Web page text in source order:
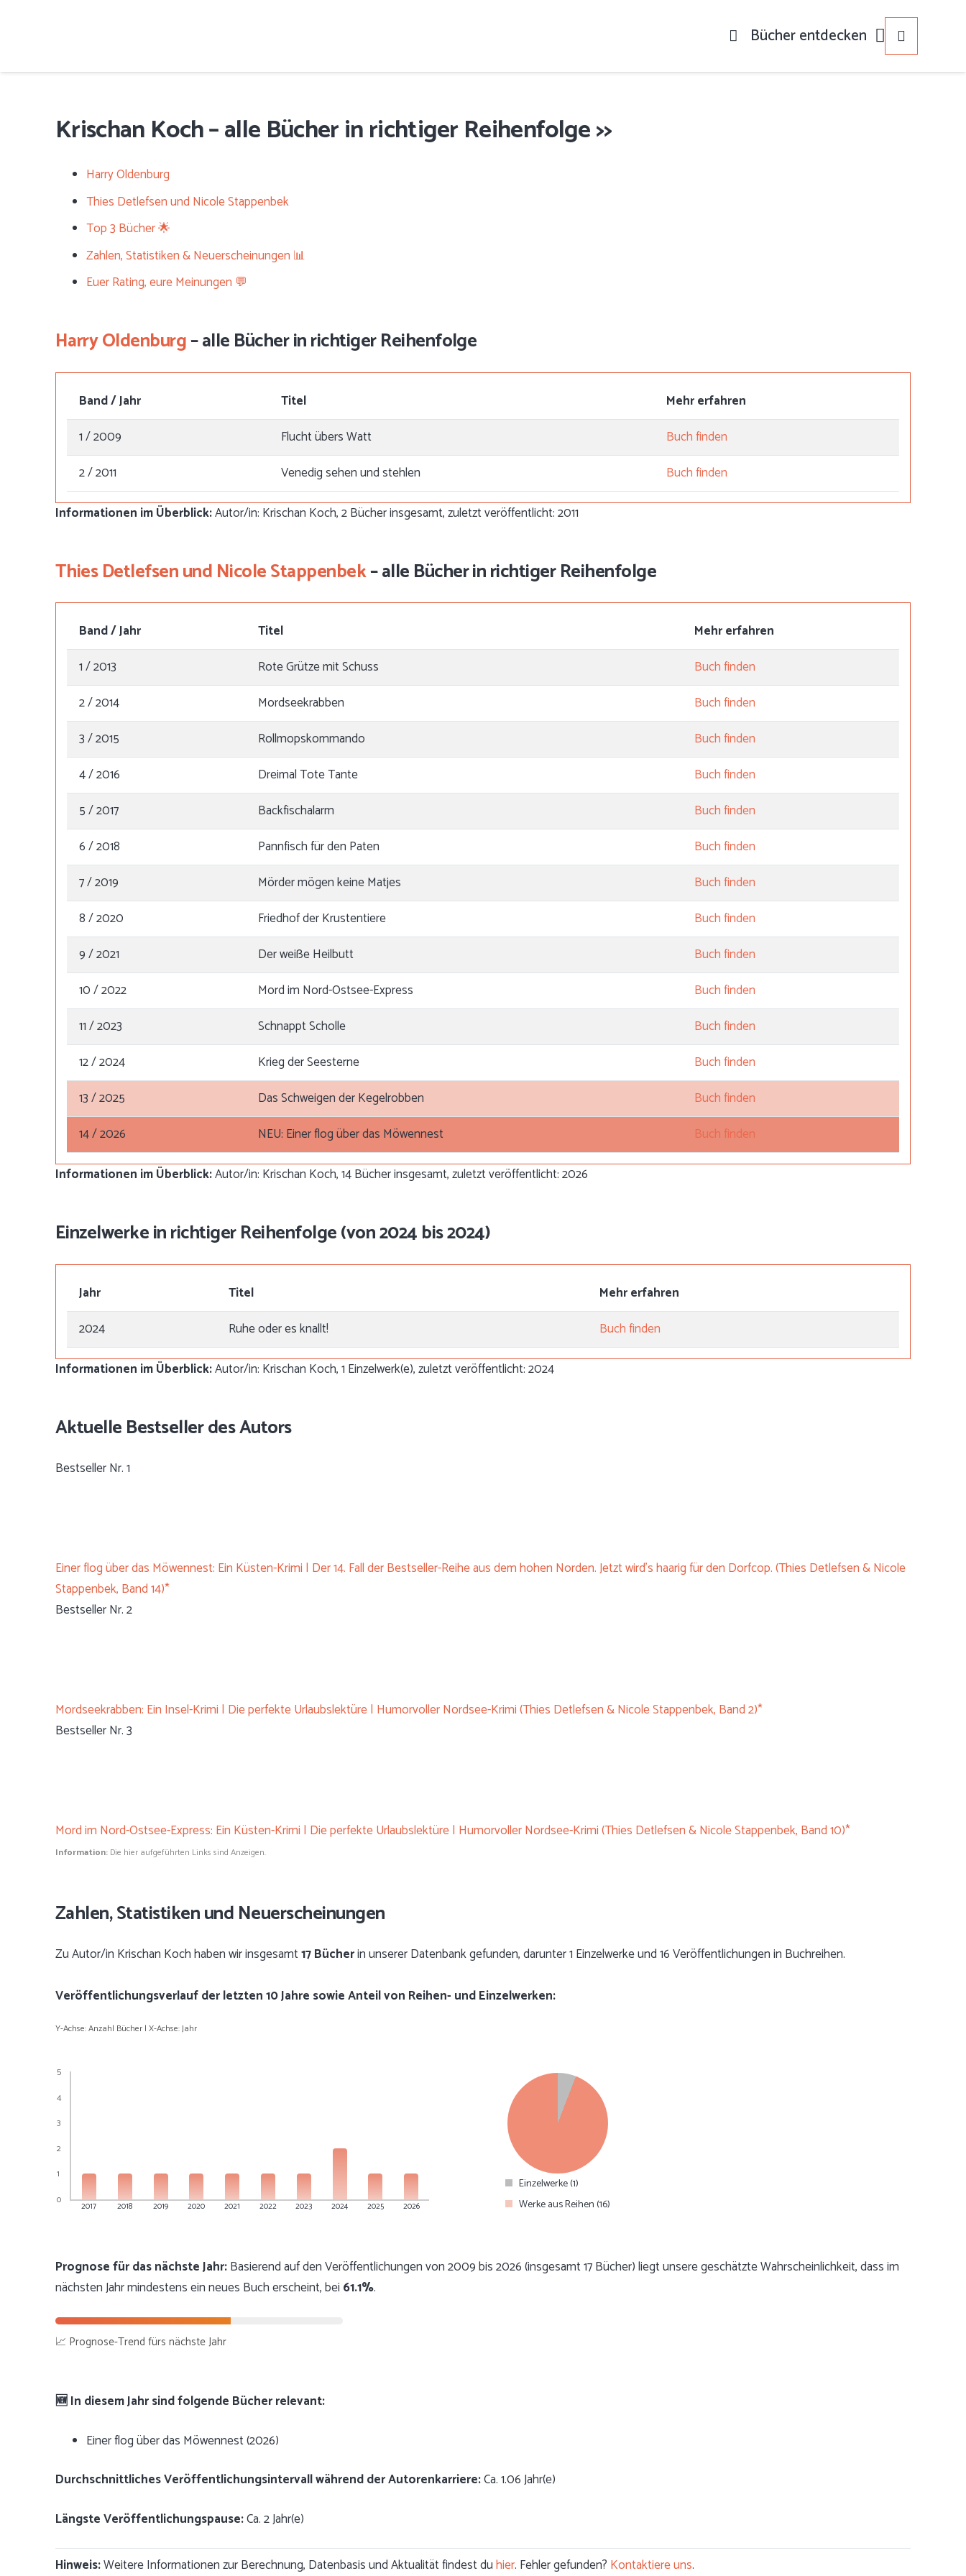
Bücher entdecken
Krischan Koch – alle Bücher in richtiger Reihenfolge >>
Harry Oldenburg
Thies Detlefsen und Nicole Stappenbek
Top 3 Bücher 🌟
Zahlen, Statistiken & Neuerscheinungen 📊
Euer Rating, eure Meinungen 💬
Harry Oldenburg– alle Bücher in richtiger Reihenfolge
Band / Jahr Titel
Mehr erfahren
1 / 2009
Flucht übers Watt
Buch finden
2 / 2011
Venedig sehen und stehlen
Buch finden
Informationen im Überblick:Autor/in: Krischan Koch, 2 Bücher insgesamt, zuletzt veröffentlicht: 2011
Thies Detlefsen und Nicole Stappenbek– alle Bücher in richtiger Reihenfolge
Band / Jahr Titel
Mehr erfahren
1 / 2013
Rote Grütze mit Schuss
Buch finden
2 / 2014
Mordseekrabben
Buch finden
3 / 2015
Rollmopskommando
Buch finden
4 / 2016
Dreimal Tote Tante
Buch finden
5 / 2017
Backfischalarm
Buch finden
6 / 2018
Pannfisch für den Paten
Buch finden
7 / 2019
Mörder mögen keine Matjes
Buch finden
8 / 2020
Friedhof der Krustentiere
Buch finden
9 / 2021
Der weiße Heilbutt
Buch finden
10 / 2022
Mord im Nord-Ostsee-Express
Buch finden
11 / 2023
Schnappt Scholle
Buch finden
12 / 2024
Krieg der Seesterne
Buch finden
13 / 2025
Das Schweigen der Kegelrobben
Buch finden
14 / 2026
NEU: Einer flog über das Möwennest
Buch finden
Informationen im Überblick:Autor/in: Krischan Koch, 14 Bücher insgesamt, zuletzt veröffentlicht: 2026
Einzelwerke in richtiger Reihenfolge (von 2024 bis 2024)
Jahr Titel
Mehr erfahren
2024
Ruhe oder es knallt!
Buch finden
Informationen im Überblick:Autor/in: Krischan Koch, 1 Einzelwerk(e), zuletzt veröffentlicht: 2024
Aktuelle Bestseller des Autors
Bestseller Nr. 1
Einer flog über das Möwennest: Ein Küsten-Krimi | Der 14. Fall der Bestseller-Reihe aus dem hohen Norden. Jetzt wird's haarig für den Dorfcop. (Thies Detlefsen & Nicole
Stappenbek, Band 14)*
Bestseller Nr. 2
Mordseekrabben: Ein Insel-Krimi | Die perfekte Urlaubslektüre | Humorvoller Nordsee-Krimi (Thies Detlefsen & Nicole Stappenbek, Band 2)*
Bestseller Nr. 3
Mord im Nord-Ostsee-Express: Ein Küsten-Krimi | Die perfekte Urlaubslektüre | Humorvoller Nordsee-Krimi (Thies Detlefsen & Nicole Stappenbek, Band 10)*
Information: Die hier aufgeführten Links sind Anzeigen.
Zahlen, Statistiken und Neuerscheinungen
Zu Autor/in Krischan Koch haben wir insgesamt17 Bücherin unserer Datenbank gefunden, darunter 1 Einzelwerke und 16 Veröffentlichungen in Buchreihen.
Veröffentlichungsverlauf der letzten 10 Jahre sowie Anteil von Reihen- und Einzelwerken:
Y-Achse: Anzahl Bücher | X-Achse: Jahr
0
1
2
3
4
5
2017 2018 2019 2020 2021 2022 2023 2024 2025 2026
Einzelwerke (1)
Werke aus Reihen (16)
Prognose für das nächste Jahr:Basierend auf den Veröffentlichungen von 2009 bis 2026 (insgesamt 17 Bücher) liegt unsere geschätzte Wahrscheinlichkeit, dass im
nächsten Jahr mindestens ein neues Buch erscheint, bei 61.1%.
📈 Prognose-Trend fürs nächste Jahr
🆕 In diesem Jahr sind folgende Bücher relevant:
Einer flog über das Möwennest (2026)
Durchschnittliches Veröffentlichungsintervall während der Autorenkarriere:Ca. 1.06 Jahr(e)
Längste Veröffentlichungspause:Ca. 2 Jahr(e)
Hinweis:Weitere Informationen zur Berechnung, Datenbasis und Aktualität findest duhier. Fehler gefunden? Kontaktiere uns.